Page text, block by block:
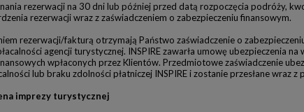
rezerwacji na 30 dni lub później przed datą rozpoczęcia podróży,
rezerwacji wraz z zaświadczeniem o zabezpieczeniu finansowym.
rezerwacji/fakturą otrzymają Państwo zaświadczenie o
agencji turystycznej. INSPIRE zawarła umowę ubezpieczenia
wpłaconych przez Klientów. Przedmiotowe zaświadczenie
lub braku zdolności płatniczej INSPIRE i zostanie przesłane wraz
imprezy turystycznej